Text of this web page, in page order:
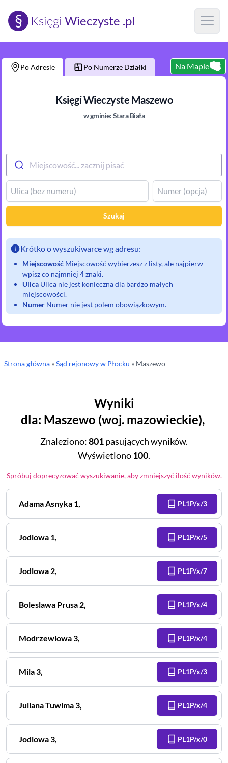
§ Księgi Wieczyste .pl Open
Po Adresie Po Numerze Działki Na Mapie
Księgi Wieczyste Maszewo
w gminie:Stara Biała
Miejscowość... zacznij pisać
Szukaj
Krótko o wyszukiwarce wg adresu:
Miejscowość Miejscowość wybierzesz z listy, ale najpierw
wpisz co najmniej 4 znaki.
Ulica Ulica nie jest konieczna dla bardzo małych
miejscowości.
Numer Numer nie jest polem obowiązkowym.
Strona główna »Sąd rejonowyw Płocku » Maszewo
Wyniki
dla: Maszewo (woj. mazowieckie),
Znaleziono:801pasujących wyników.
Wyświetlono100.
Spróbuj doprecyzować wyszukiwanie, aby zmniejszyć ilość wyników.
Adama Asnyka 1, PL1P/x/3
Jodlowa 1, PL1P/x/5
Jodlowa 2, PL1P/x/7
Boleslawa Prusa 2, PL1P/x/4
Modrzewiowa3, PL1P/x/4
Mila3, PL1P/x/3
Juliana Tuwima3, PL1P/x/4
Jodlowa3, PL1P/x/0